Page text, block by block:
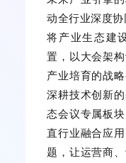
动全行业深度
将产业生态建
置，以大会架
产业培育的战
深耕技术创新
态会议专属板
直行业融合应
题，让运营商